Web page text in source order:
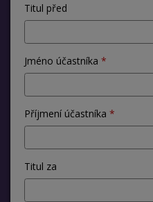
Titul před
Jméno účastníka
Příjmení účastníka
Titul za